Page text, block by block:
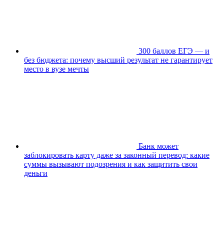
300 баллов ЕГЭ — и
без бюджета: почему высший результат не гарантирует
место в вузе мечты
Банк может
заблокировать карту даже за законный перевод: какие
суммы вызывают подозрения и как защитить свои
деньги